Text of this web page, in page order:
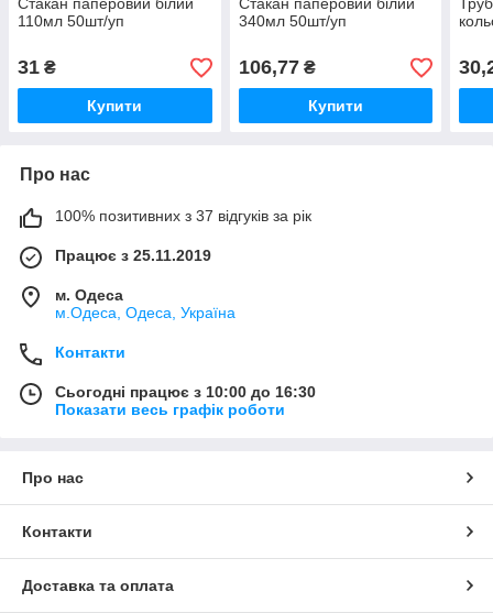
Стакан паперовий білий
110мл 50шт/уп
31 ₴
Купити
Стакан паперовий білий
340мл 50шт/уп
106,77₴
Купити
Про нас
100% позитивних з 37 відгуків за рік
Працює з 25.11.2019
м. Одеса
м.Одеса, Одеса, Україна
Контакти
Сьогодні працює з 10:00 до 16:30
Показати весь графік роботи
Про нас
Контакти
Доставка та оплата